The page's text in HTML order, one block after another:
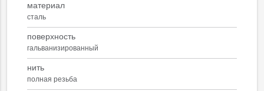
материал
сталь
поверхность
гальванизированный
нить
полная резьба